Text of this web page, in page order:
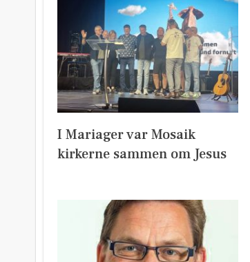
I Mariager var Mosaik
kirkerne sammen om Jesus